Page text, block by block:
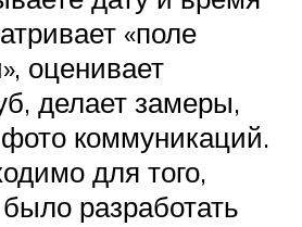
«поле
оценивает
делает замеры,
коммуникаций.
для того,
разработать